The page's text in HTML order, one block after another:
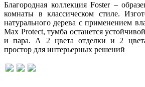
Благородная коллекция Foster –
комнаты в классическом стиле.
натурального дерева с применением
Max Protect, тумба останется
и пара. А 2 цвета отделки и 2
простор для интерьерных решений